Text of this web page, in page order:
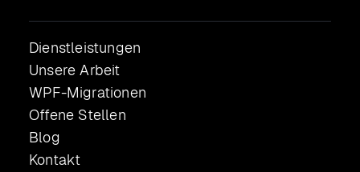
Dienstleistungen
Unsere Arbeit
WPF-Migrationen
Offene Stellen
Blog
Kontakt